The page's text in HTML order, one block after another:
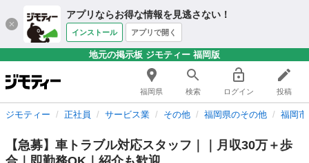
アプリならお得な情報を見逃さない！
インストール アプリで開く
地元の掲示板 ジモティー 福岡版
福岡県 検索 ログイン 投稿
ジモティー 正社員 サービス業 その他 福岡県のその他 福岡
【急募】車トラブル対応スタッフ｜｜月収30万＋歩